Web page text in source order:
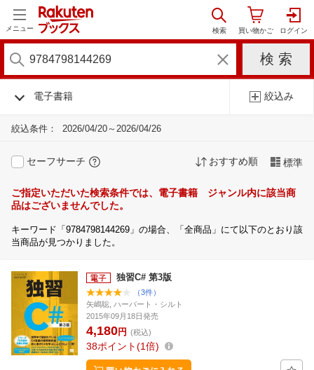
メニュー
電子書籍 絞込み
絞込条件： 2026/04/20～2026/04/26
セーフサーチ おすすめ順 標準
ご指定いただいた検索条件では、電子書籍 ジャンル内に該当商
品はございませんでした。
キーワード「9784798144269」の場合、「全商品」にて以下のとおり該
当商品が見つかりました。
独習C# 第3版
（3件）
矢嶋聡, ハーバート・シルト
2015年09月18日発売
4,180円 (税込)
38ポイント 1倍